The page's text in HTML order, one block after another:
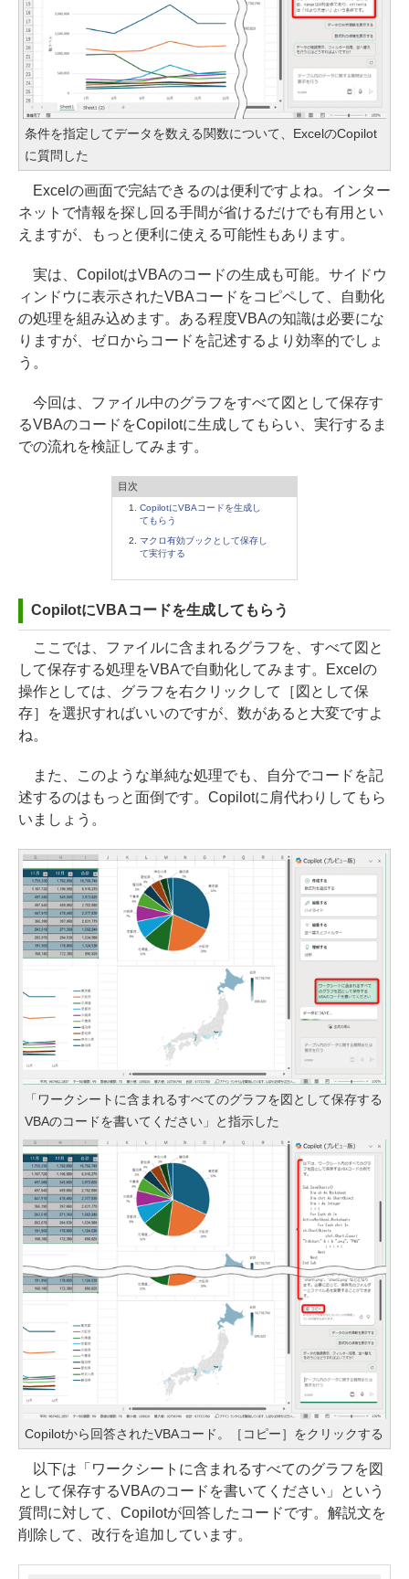
条件を指定してデータを数える関数について、ExcelのCopilot
に質問した
Excelの画面で完結できるのは便利ですよね。インター
ネットで情報を探し回る手間が省けるだけでも有用とい
えますが、もっと便利に使える可能性もあります。
実は、CopilotはVBAのコードの生成も可能。サイドウ
ィンドウに表示されたVBAコードをコピペして、自動化
の処理を組み込めます。ある程度VBAの知識は必要にな
りますが、ゼロからコードを記述するより効率的でしょ
う。
今回は、ファイル中のグラフをすべて図として保存す
るVBAのコードをCopilotに生成してもらい、実行するま
での流れを検証してみます。
目次
CopilotにVBAコードを生成し
てもらう
マクロ有効ブックとして保存し
て実行する
CopilotにVBAコードを生成してもらう
ここでは、ファイルに含まれるグラフを、すべて図と
して保存する処理をVBAで自動化してみます。Excelの
操作としては、グラフを右クリックして［図として保
存］を選択すればいいのですが、数があると大変ですよ
ね。
また、このような単純な処理でも、自分でコードを記
述するのはもっと面倒です。Copilotに肩代わりしてもら
いましょう。
「ワークシートに含まれるすべてのグラフを図として保存する
VBAのコードを書いてください」と指示した
Copilotから回答されたVBAコード。［コピー］をクリックする
以下は「ワークシートに含まれるすべてのグラフを図
として保存するVBAのコードを書いてください」という
質問に対して、Copilotが回答したコードです。解説文を
削除して、改行を追加しています。